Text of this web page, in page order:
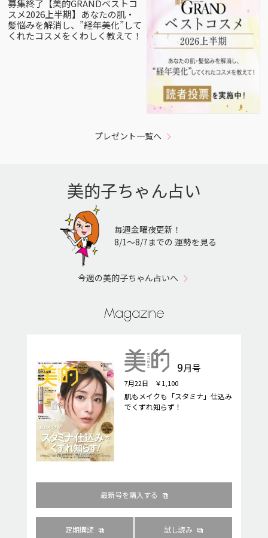
募集終了【美的GRANDベストコ
スメ2026上半期】あなたの肌・
髪悩みを解消し、”経年美化”して
くれたコスメをくわしく教えて！
プレゼント一覧へ
美的子ちゃん占い
毎週金曜夜更新！
8/1〜8/7までの 運勢を見る
今週の美的子ちゃん占いへ
Magazine
9月号
7月22日 ￥1,100
肌もメイクも「スタミナ」仕込み
でくずれ知らず！
最新号を購入する
定期購読 試し読み